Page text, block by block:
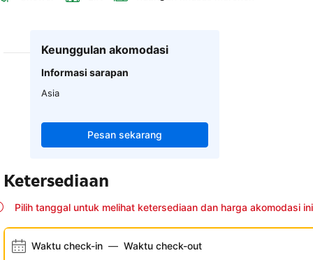
Keunggulan akomodasi
Informasi sarapan
Asia
Pesan sekarang
Ketersediaan
Pilih tanggal untuk melihat ketersediaan dan harga akomodasi ini
Waktu check-in — Waktu check-out